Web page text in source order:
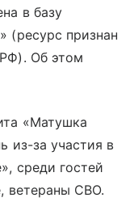
в базу
(ресурс признан
Об этом
«Матушка
из-за участия в
среди гостей
ветераны СВО.